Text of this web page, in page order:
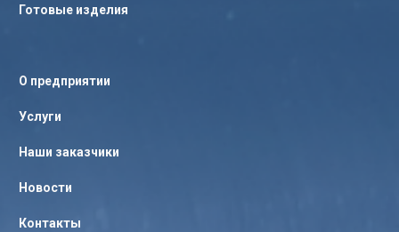
Готовые изделия
О предприятии
Услуги
Наши заказчики
Новости
Контакты